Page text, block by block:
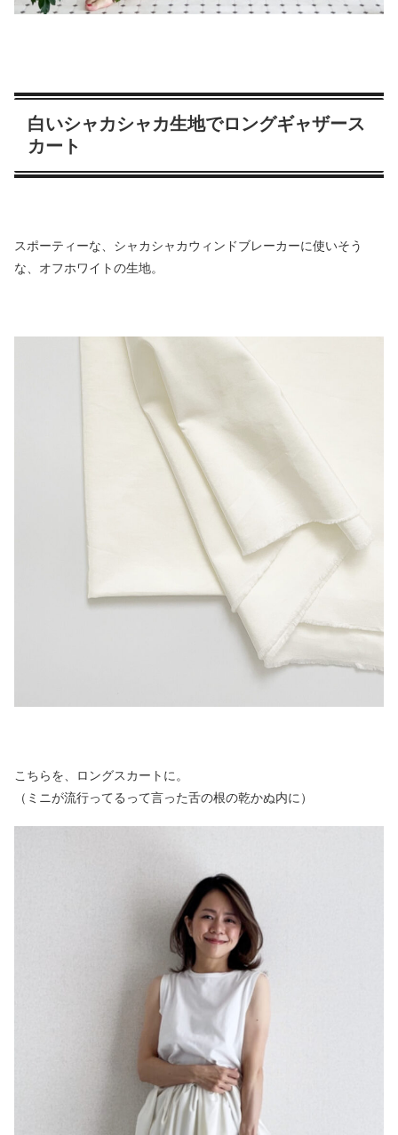
白いシャカシャカ生地でロングギャザース
カート
スポーティーな、シャカシャカウィンドブレーカーに使いそう
な、オフホワイトの生地。
こちらを、ロングスカートに。
（ミニが流行ってるって言った舌の根の乾かぬ内に）